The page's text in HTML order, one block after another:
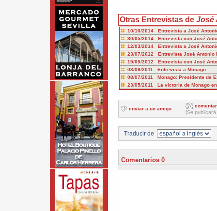
Otras Entrevistas de José
10/10/2014 Entrevista a José
30/05/2014 Entrevista con José
12/03/2014 Entrevista a José
23/07/2012 Entrevista José Antonio
15/05/2012 Entrevista con José
08/09/2011 Entrevista a Monago
08/07/2011 Monago: Presidente de
23/05/2011 La victoria de Monago
enviar a un amigo
comentar
[Se
Traducir de
Comentarios 0